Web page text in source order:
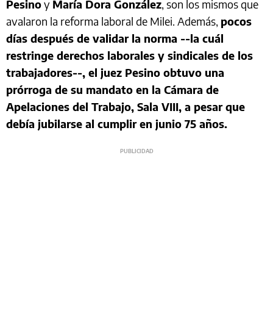
Pesinoy María Dora González, son los mismos que
avalaron la reforma laboral de Milei. Además, pocos
días después de validar la norma --la cuál
restringe derechos laborales y sindicales de los
trabajadores--, el juez Pesino obtuvo una
prórroga de su mandato en la Cámara de
Apelaciones del Trabajo, Sala VIII, a pesar que
debía jubilarse al cumplir en junio 75 años.